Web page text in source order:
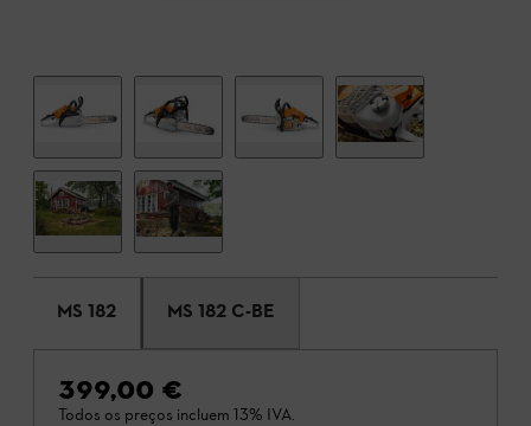
MS 182 MS 182 C-BE
399,00 €
Todos os preços incluem 13% IVA.